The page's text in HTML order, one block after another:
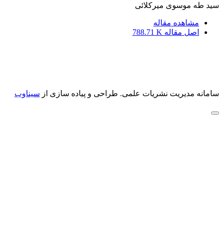
سید طه موسوی میرکلائی
مشاهده مقاله
اصل مقاله 788.71 K
سامانه مدیریت نشریات علمی. طراحی و پیاده سازی از سیناوب